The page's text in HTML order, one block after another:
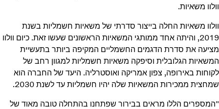
וולוו משאיות.
וולוו משאיות החלה בייצור סדרתי של משאיות חשמליות בשנת
2019, והיתה אחד ממותגי המשאיות הראשונים שעשו זאת. כיום וולוו
מציעה את סדרת הדגמים החשמליים המקיפה ביותר בתעשיית
המשאיות הגלובלית וסיפקה משאיות חשמליות למגוון רחב של
לקוחות באירופה, צפון אמריקה ואוסטרליה. היעד של החברה הוא
שמחצית ממכירות המשאיות שלה יהיו חשמליות עד לשנת 2030.
"המספרים הללו מראים בבירור שפתחנו בהתחלה טובה מאוד של